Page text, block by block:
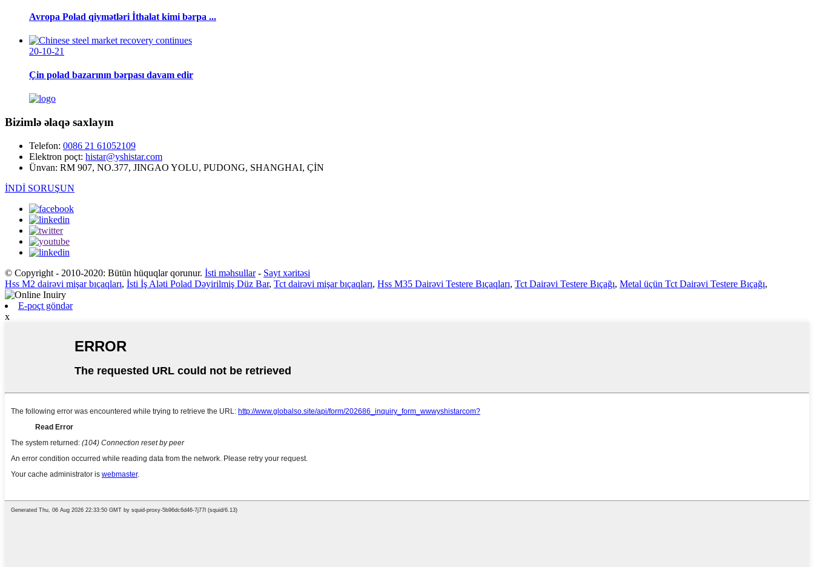
Avropa Polad qiymətləri İthalat kimi bərpa ...
20-10-21
Çin polad bazarının bərpası davam edir
Bizimlə əlaqə saxlayın
Telefon: 0086 21 61052109
Elektron poçt: histar@yshistar.com
Ünvan: RM 907, NO.377, JINGAO YOLU, PUDONG, SHANGHAI, ÇİN
İNDİ SORUŞUN
© Copyright - 2010-2020: Bütün hüquqlar qorunur. İsti məhsullar- Sayt xəritəsi
Hss M2 dairəvi mişar bıçaqları, İsti İş Aləti Polad Dəyirilmiş Düz Bar, Tct dairəvi mişar bıçaqları, Hss M35 Dairəvi Testere Bıçaqları, Tct Dairəvi Testere Bıçağı, Metal üçün Tct Dairəvi Testere Bıçağı,
E-poçt göndər
x